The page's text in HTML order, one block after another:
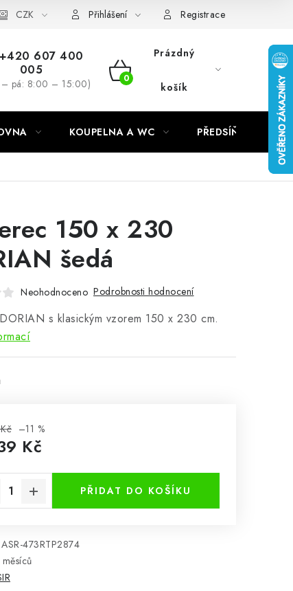
CZK Přihlášení Registrace
+420 607 400
005
– pá: 8:00 – 15:00)
NÁKUPNÍ
Prázdný
košík
KOUPELNA A WC PŘEDSÍŇ
150 x 230
šedá
Neohodnoceno Podrobnosti hodnocení
s klasickým vzorem 150 x 230 cm.
–11 %
Kč
PŘIDAT DO KOŠÍKU
ASR-473RTP2874